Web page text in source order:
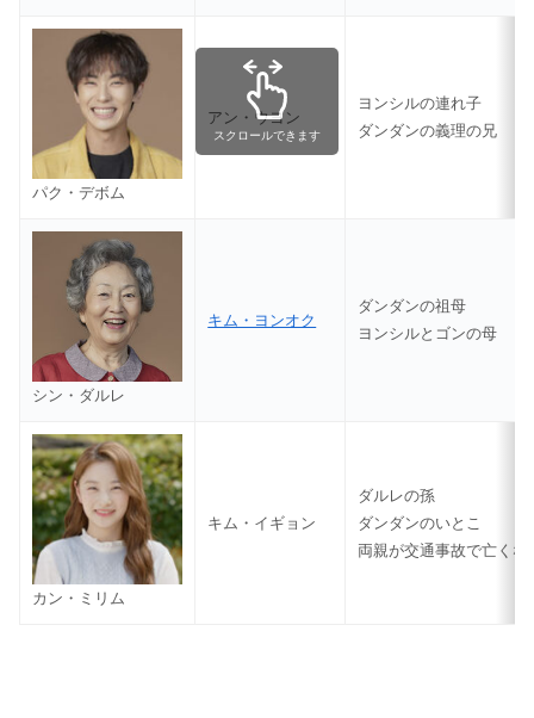
パク・デボム
アン・ウヨン
ヨンシルの連れ子
ダンダンの義理の兄
シン・ダルレ
キム・ヨンオク
ダンダンの祖母
ヨンシルとゴンの母
カン・ミリム
キム・イギョン
ダルレの孫
ダンダンのいとこ
両親が交通事故で亡く
スクロールできます